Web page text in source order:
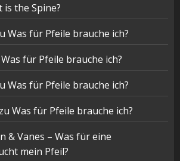
is the Spine?
Was für Pfeile brauche ich?
Was für Pfeile brauche ich?
Was für Pfeile brauche ich?
zu Was für Pfeile brauche ich?
& Vanes – Was für eine
mein Pfeil?